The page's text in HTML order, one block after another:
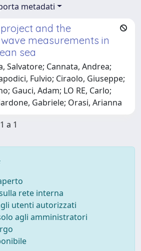
metadati
and the
measurements in
sea
Salvatore; Cannata, Andrea;
Fulvio; Ciraolo, Giuseppe;
Gauci, Adam; LO RE, Carlo;
Gabriele; Orasi, Arianna
a 1
rete interna
utenti autorizzati
agli amministratori